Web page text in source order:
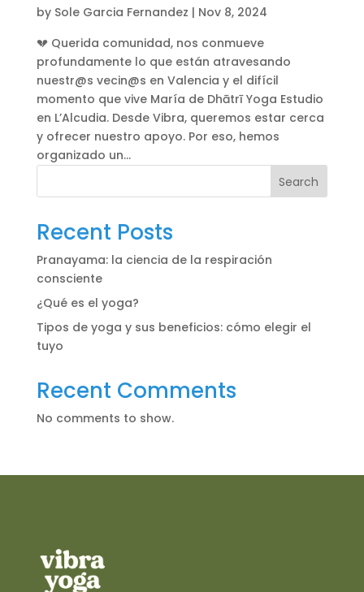
by Sole Garcia Fernandez | Nov 8, 2024
💔 Querida comunidad, nos conmueve
profundamente lo que están atravesando
nuestr@s vecin@s en Valencia y el difícil
momento que vive María de Dhātrī Yoga Estudio
en L’Alcudia. Desde Vibra, queremos estar cerca
y ofrecer nuestro apoyo. Por eso, hemos
organizado un...
Search
Recent Posts
Pranayama: la ciencia de la respiración
consciente
¿Qué es el yoga?
Tipos de yoga y sus beneficios: cómo elegir el
tuyo
Recent Comments
No comments to show.